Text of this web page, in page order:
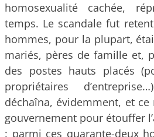
homosexualité cachée,
temps. Le scandale fut
hommes, pour la plupart,
mariés, pères de famille et,
des postes hauts placés
propriétaires
déchaîna, évidemment, et
gouvernement pour étouffer
: parmi ces quarante-deux